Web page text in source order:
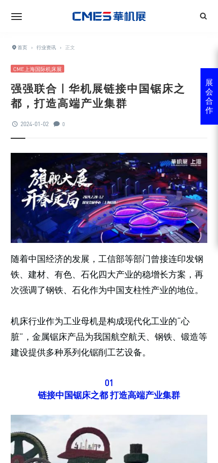
首页 › 行业资讯 › 正文
CME上海国际机床展
强强联合 | 华机展链接中国锯床之
都，打造高端产业集群
2024-01-02 0
随着中国经济的发展，工信部等部门曾接连印发钢
铁、建材、有色、石化四大产业的稳增长方案，再
次强调了钢铁、石化作为中国支柱性产业的地位。
机床行业作为工业母机是构成现代化工业的“心
脏”，金属锯床产品为我国航空航天、钢铁、锻造等
建设提供多种系列化锯削工艺设备。
01
链接中国锯床之都 打造高端产业集群
展
会
合
作